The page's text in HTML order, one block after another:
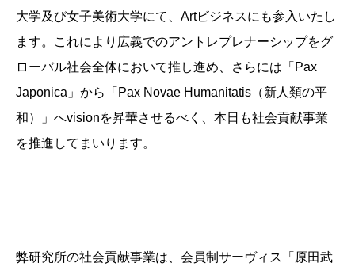
大学及び女子美術大学にて、Artビジネスにも参入いたし
ます。これにより広義でのアントレプレナーシップをグ
ローバル社会全体において推し進め、さらには「Pax
Japonica」から「Pax Novae Humanitatis（新人類の平
和）」へvisionを昇華させるべく、本日も社会貢献事業
を推進してまいります。
弊研究所の社会貢献事業は、会員制サーヴィス「原田武